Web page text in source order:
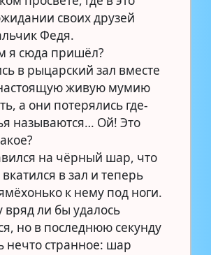
своих друзей
Федя.
я сюда пришёл?
в рыцарский зал вместе
живую мумию
а они потерялись где-
называются… Ой! Это
на чёрный шар, что
в зал и теперь
к нему под ноги.
ли бы удалось
но в последнюю секунду
нечто странное: шар